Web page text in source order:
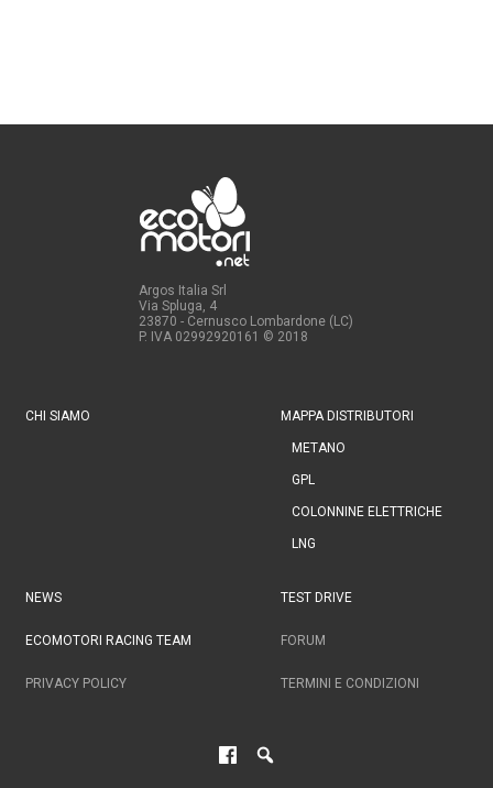
Argos Italia Srl
Via Spluga, 4
23870 - Cernusco Lombardone (LC)
P. IVA 02992920161 © 2018
CHI SIAMO MAPPA DISTRIBUTORI
METANO
GPL
COLONNINE ELETTRICHE
LNG
NEWS TEST DRIVE
ECOMOTORI RACING TEAM FORUM
PRIVACY POLICY TERMINI E CONDIZIONI